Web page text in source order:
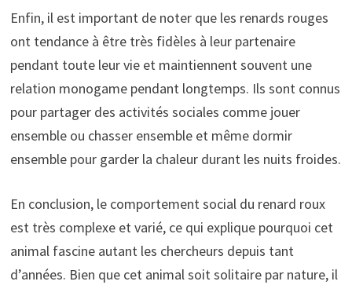
Enfin, il est important de noter que les renards rouges
ont tendance à être très fidèles à leur partenaire
pendant toute leur vie et maintiennent souvent une
relation monogame pendant longtemps. Ils sont connus
pour partager des activités sociales comme jouer
ensemble ou chasser ensemble et même dormir
ensemble pour garder la chaleur durant les nuits froides.
En conclusion, le comportement social du renard roux
est très complexe et varié, ce qui explique pourquoi cet
animal fascine autant les chercheurs depuis tant
d’années. Bien que cet animal soit solitaire par nature, il